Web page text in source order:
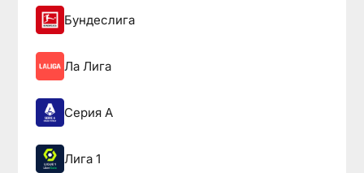
Бундеслига
Ла Лига
Серия А
Лига 1